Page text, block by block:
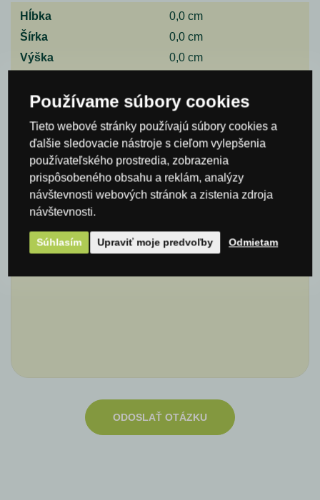
Hĺbka
0,0 cm
Šírka
0,0 cm
Výška
0,0 cm
Spýtajte sa nás
Meno*
E-mail*
Komentár
ODOSLAŤ OTÁZKU
Používame súbory cookies
Tieto webové stránky používajú súbory cookies a
ďalšie sledovacie nástroje s cieľom vylepšenia
používateľského prostredia, zobrazenia
prispôsobeného obsahu a reklám, analýzy
návštevnosti webových stránok a zistenia zdroja
návštevnosti.
Súhlasím Upraviť moje predvoľby Odmietam